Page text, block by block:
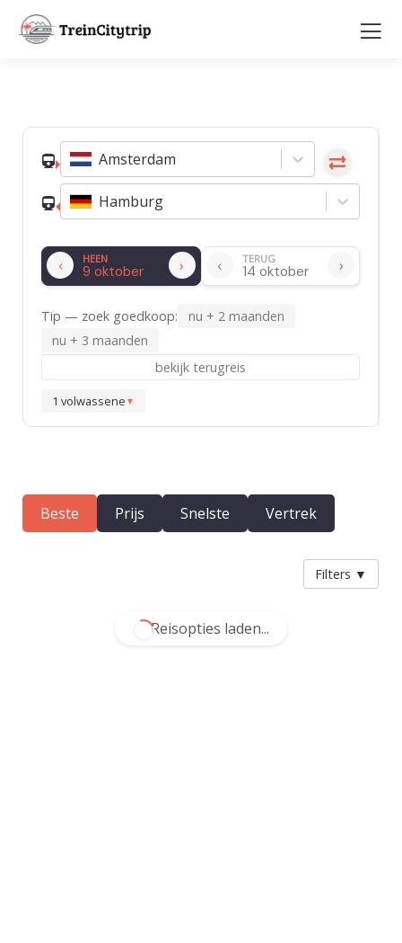
Amsterdam
Hamburg
‹ HEEN › ‹ TERUG ›
Tip — zoek goedkoop:
nu + 2 maanden
nu + 3 maanden
bekijk terugreis
1 volwassene ▼
Beste Prijs Snelste Vertrek
Filters ▼
Reisopties laden...